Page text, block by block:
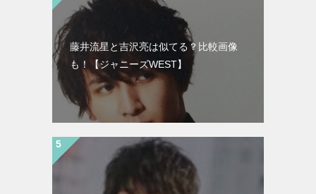
藤井流星と吉沢亮は似てる？比較画像
も！【ジャニーズWEST】